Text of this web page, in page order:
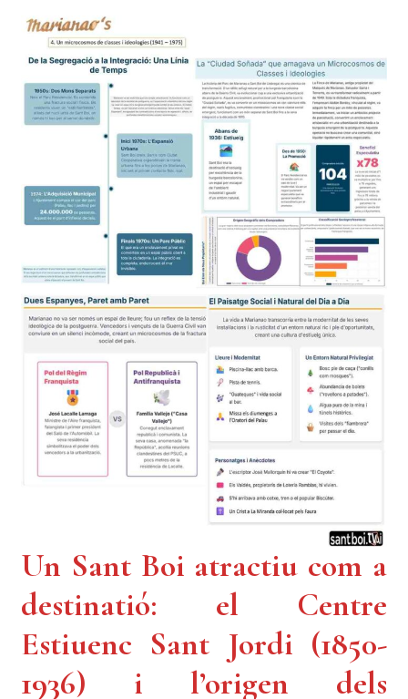
Un Sant Boi atractiu com a
destinatió: el Centre
Estiuenc Sant Jordi (1850-
1936) i l’origen dels